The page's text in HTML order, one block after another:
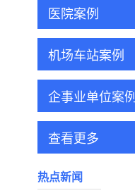
医院案例
机场车站案例
企事业单位案例
查看更多
热点新闻